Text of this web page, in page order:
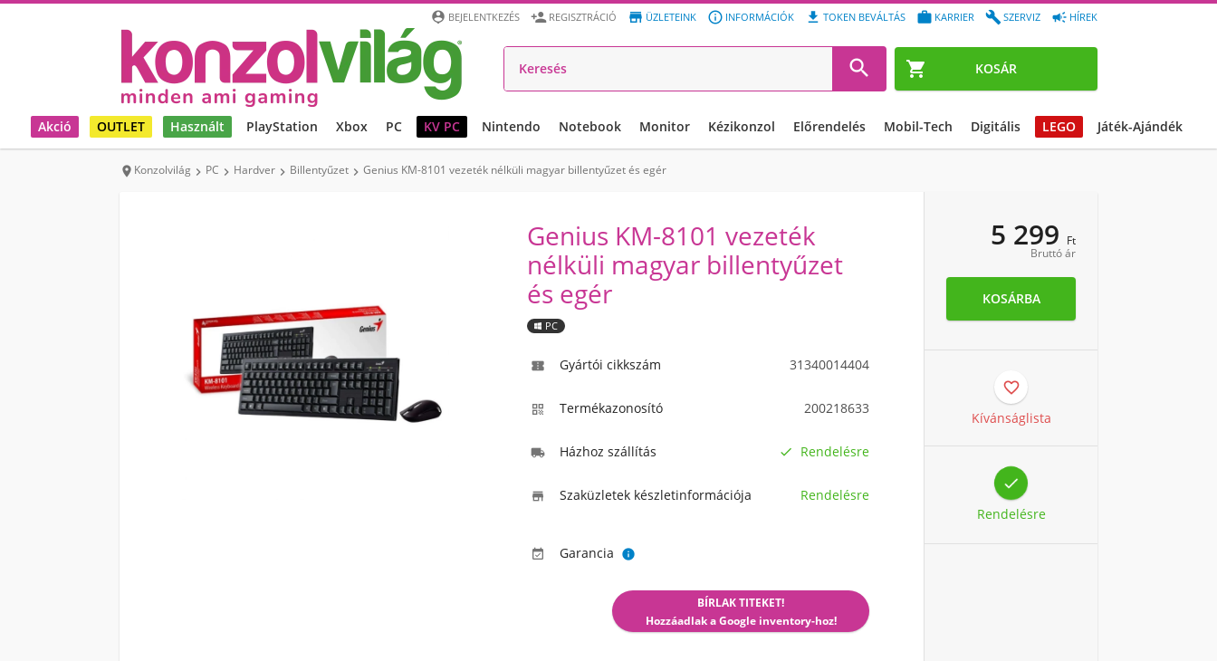
 KOSÁR
 HÍREK
 SZERVIZ
 KARRIER
 TOKEN BEVÁLTÁS
 INFORMÁCIÓK
 ÜZLETEINK
 REGISZTRÁCIÓ
 BEJELENTKEZÉS

Akció OUTLET Használt PlayStation Xbox PC KV PC Nintendo Notebook Monitor Kézikonzol Előrendelés Mobil-Tech Digitális LEGO Játék-Ajándék
 Konzolvilág  PC  Hardver  Billentyűzet  Genius KM-8101 vezeték nélküli magyar billentyűzet és egér
Genius KM-8101 vezeték
nélküli magyar billentyűzet
és egér
PC
 Gyártói cikkszám 31340014404
 Termékazonosító 200218633
 Házhoz szállítás Rendelésre

 Szaküzletek készletinformációja Rendelésre
 Garancia 
BÍRLAK TITEKET!
Hozzáadlak a Google inventory-hoz!
5 299 Ft
Bruttó ár
KOSÁRBA

Kívánságlista

Rendelésre